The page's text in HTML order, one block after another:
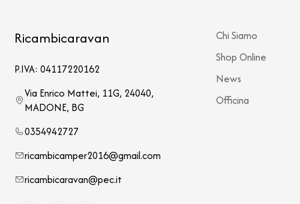
Ricambicaravan
P.IVA: 04117220162
Via Enrico Mattei, 11G, 24040,
MADONE, BG
0354942727
ricambicamper2016@gmail.com
ricambicaravan@pec.it
Chi Siamo
Shop Online
News
Officina